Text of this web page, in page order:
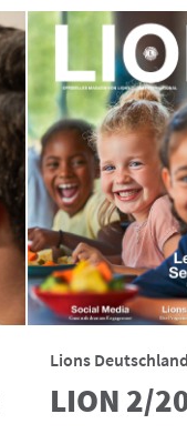
Lions Deutschland
LION 2/